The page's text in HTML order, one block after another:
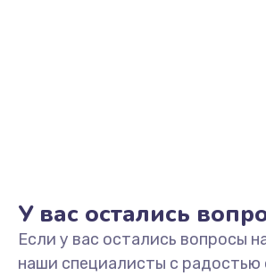
Замена/Pемонт
1300 руб.
У вас остались
Если у вас остались вопросы
наши специалисты с радостью